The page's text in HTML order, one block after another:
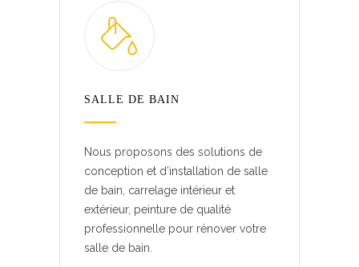
SALLE DE BAIN
Nous proposons des solutions de
conception et d’installation de salle
de bain, carrelage intérieur et
extérieur, peinture de qualité
professionnelle pour rénover votre
salle de bain.